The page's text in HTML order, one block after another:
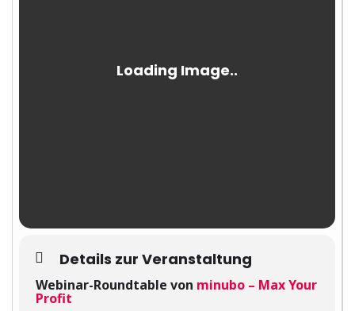
Details zur Veranstaltung
Webinar-Roundtable von minubo – Max Your
Profit